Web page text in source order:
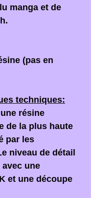
manga et de
(pas en
techniques:
résine
de la plus haute
par les
niveau de détail
une
et une découpe